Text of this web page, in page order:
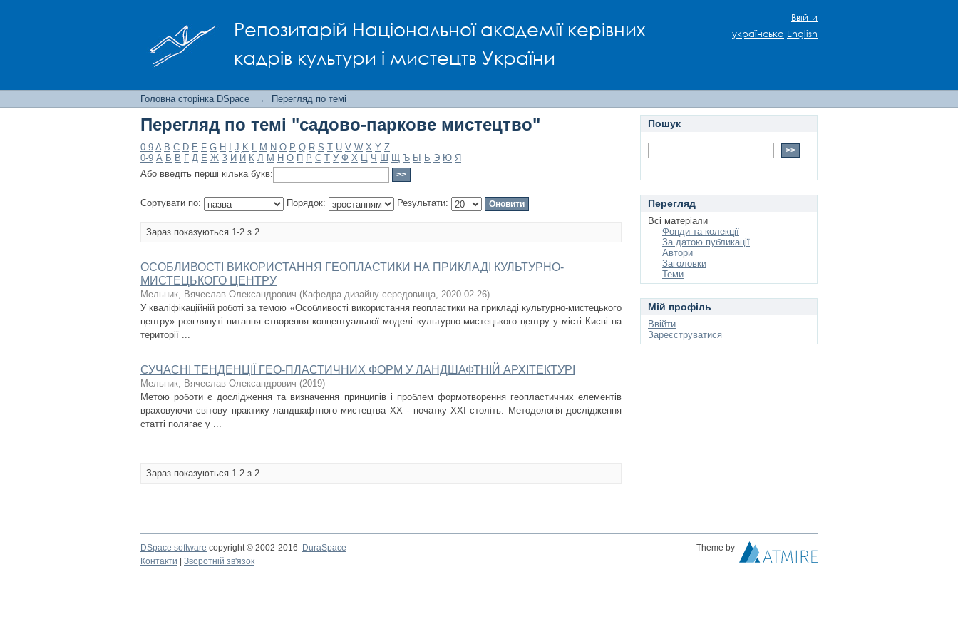
Репозитарій Національної академії керівних
кадрів культури і мистецтв України
Ввійти
українська English
Головна сторінка DSpace → Перегляд по темі
Перегляд по темі "садово-паркове мистецтво"
0-9 A B C D E F G H J K L M N O P Q R S T U V W X Y Z
0-9 А Б В Г Д Е Ж З И Й К Л М Н О П Р С Т У Ф Х Ц Ч Ш Щ Ъ Ы Ь Э Ю Я
Або введіть перші кілька букв:
Сортувати по: Порядок: Результати:
Зараз показуються 1-2 з 2
ОСОБЛИВОСТІ ВИКОРИСТАННЯ ГЕОПЛАСТИКИ НА ПРИКЛАДІ КУЛЬТУРНО-
МИСТЕЦЬКОГО ЦЕНТРУ
Мельник, Вячеслав Олександрович (Кафедра дизайну середовища, 2020-02-26)
У кваліфікаційній роботі за темою «Особливості використання геопластики на прикладі культурно-мистецького
центру» розглянуті питання створення концептуальної моделі культурно-мистецького центру у місті Києві на
території ...
СУЧАСНІ ТЕНДЕНЦІЇ ГЕО-ПЛАСТИЧНИХ ФОРМ У ЛАНДШАФТНІЙ АРХІТЕКТУРІ
Мельник, Вячеслав Олександрович (2019)
Метою роботи є дослідження та визначення принципів і проблем формотворення геопластичних елементів
враховуючи світову практику ландшафтного мистецтва ХХ - початку ХХІ століть. Методологія дослідження
статті полягає у ...
Зараз показуються 1-2 з 2
Пошук
Перегляд
Всі матеріали
Фонди та колекції
За датою публикації
Автори
Заголовки
Теми
Мій профіль
Ввійти
Зареєструватися
DSpace software copyright © 2002-2016 DuraSpace
Theme by
Контакти
Зворотній зв'язок